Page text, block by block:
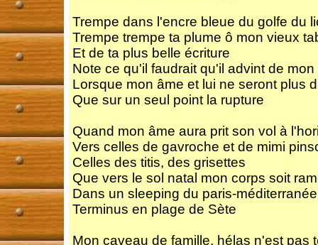
Trempe dans l'encre bleue du golfe du
Trempe trempe ta plume ô mon vieux
Et de ta plus belle écriture
Note ce qu'il faudrait qu'il advint de
Lorsque mon âme et lui ne seront plus
Que sur un seul point la rupture
Quand mon âme aura prit son vol à
Vers celles de gavroche et de mimi
Celles des titis, des grisettes
Que vers le sol natal mon corps soit
Dans un sleeping du paris-méditerranée
Terminus en plage de Sète
Mon caveau de famille, hélas n'est pas